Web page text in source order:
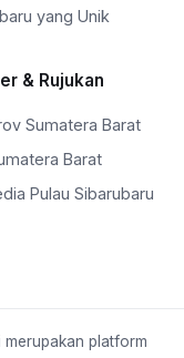
yang Unik
& Rujukan
Sumatera Barat
Barat
Pulau Sibarubaru
platform